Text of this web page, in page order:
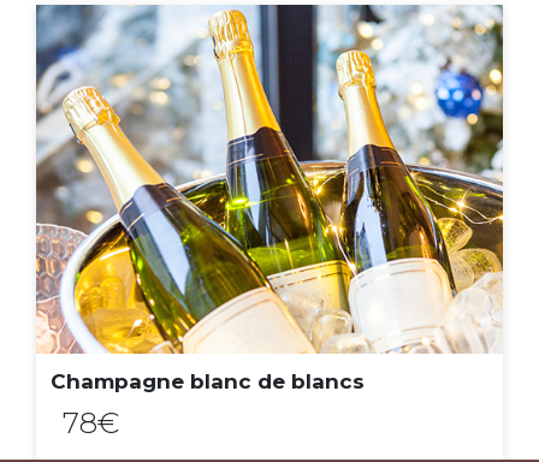
Contenance :
Champagne blanc de blancs
78€